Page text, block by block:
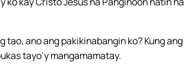
tao, ano ang pakikinabangin ko? Kung ang
tayo’y mangamamatay.